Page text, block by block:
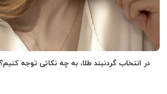
در انتخاب گردنبند طلا‌، به چه نکاتی توجه کنیم؟